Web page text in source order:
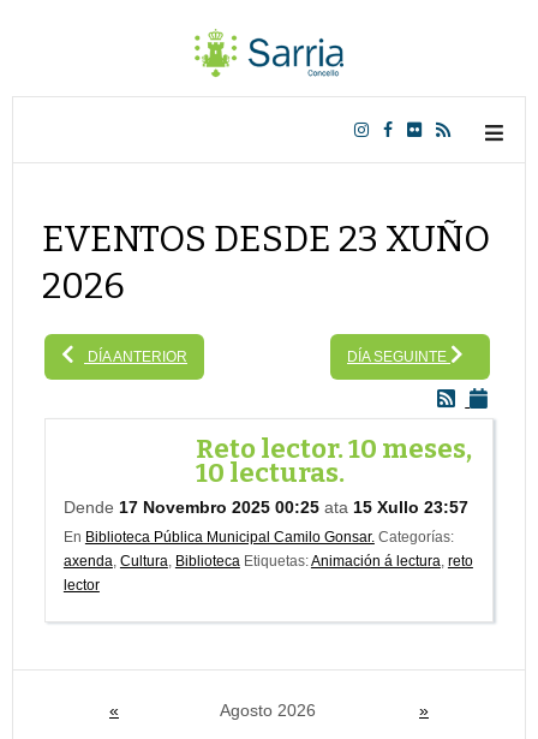
EVENTOS DESDE 23 XUÑO
2026
DÍA ANTERIOR DÍA SEGUINTE
Reto lector. 10 meses,
10 lecturas.
Dende 17 Novembro 2025 00:25 ata 15 Xullo 23:57
En Biblioteca Pública Municipal Camilo Gonsar. Categorías:
axenda, Cultura, Biblioteca Etiquetas:Animación á lectura, reto
lector
« Agosto 2026 »